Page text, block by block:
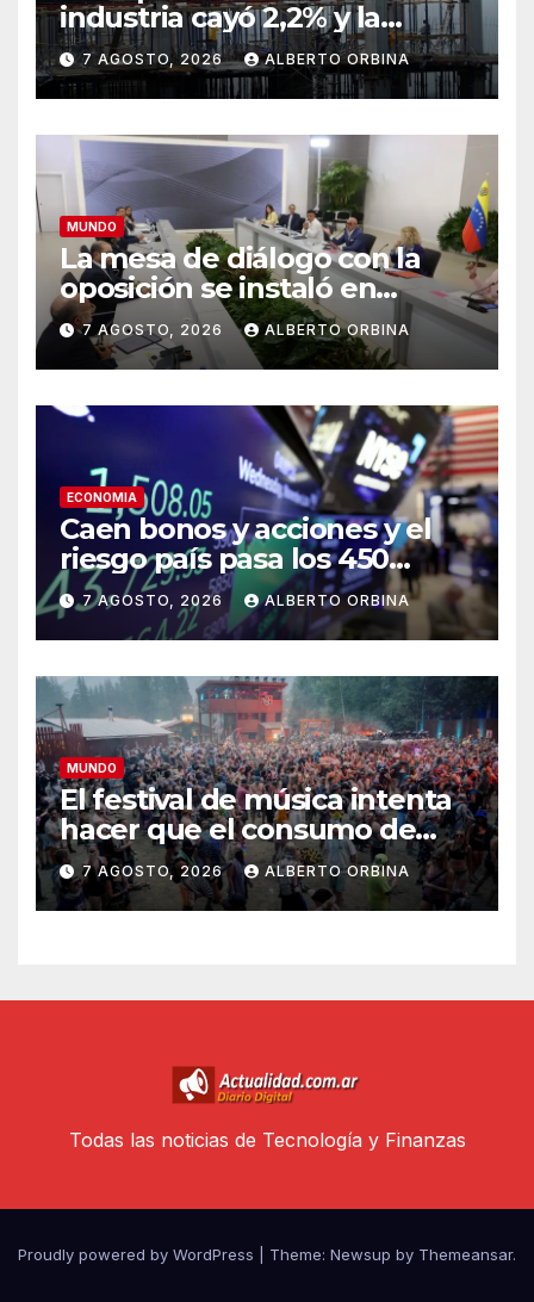
industria cayó 2,2% y la
construcción mejoró casi 3%
7 AGOSTO, 2026 ALBERTO ORBINA
MUNDO
La mesa de diálogo con la
oposición se instaló en
Venezuela: se declaró en
sesión permanente y acordó
un calendario hacia el
llamado a elecciones
7 AGOSTO, 2026 ALBERTO ORBINA
ECONOMIA
Caen bonos y acciones y el
riesgo país pasa los 450
puntos tras las concesiones
que tuvo que hacer el
Gobierno en el Congreso
7 AGOSTO, 2026 ALBERTO ORBINA
MUNDO
El festival de música intenta
hacer que el consumo de
drogas sea más seguro
7 AGOSTO, 2026 ALBERTO ORBINA
Todas las noticias de Tecnología y Finanzas
Proudly powered by WordPress Theme: Newsup by Themeansar.